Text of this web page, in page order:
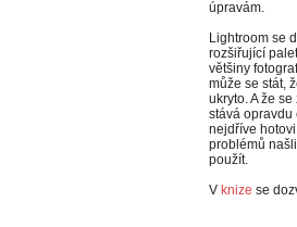
úpravám.
Lightroom se
rozšiřující
většiny
může se stát,
ukryto. A že
stává opravdu
nejdříve
problémů
použít.
V knize se